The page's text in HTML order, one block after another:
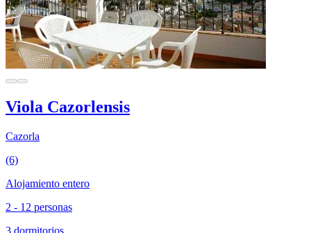
Viola Cazorlensis
Cazorla
(6)
Alojamiento entero
2 - 12 personas